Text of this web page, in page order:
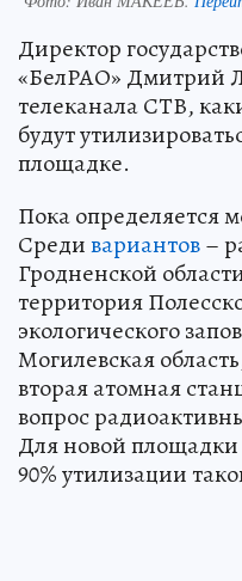
Директор
«БелРАО» Дмитрий
телеканала СТВ,
будут
площадке.
Пока определяется
Средивариантов–
Гродненской
территория
экологического
Могилевская
вторая атомная
вопрос
Для новой площадки
90% утилизации